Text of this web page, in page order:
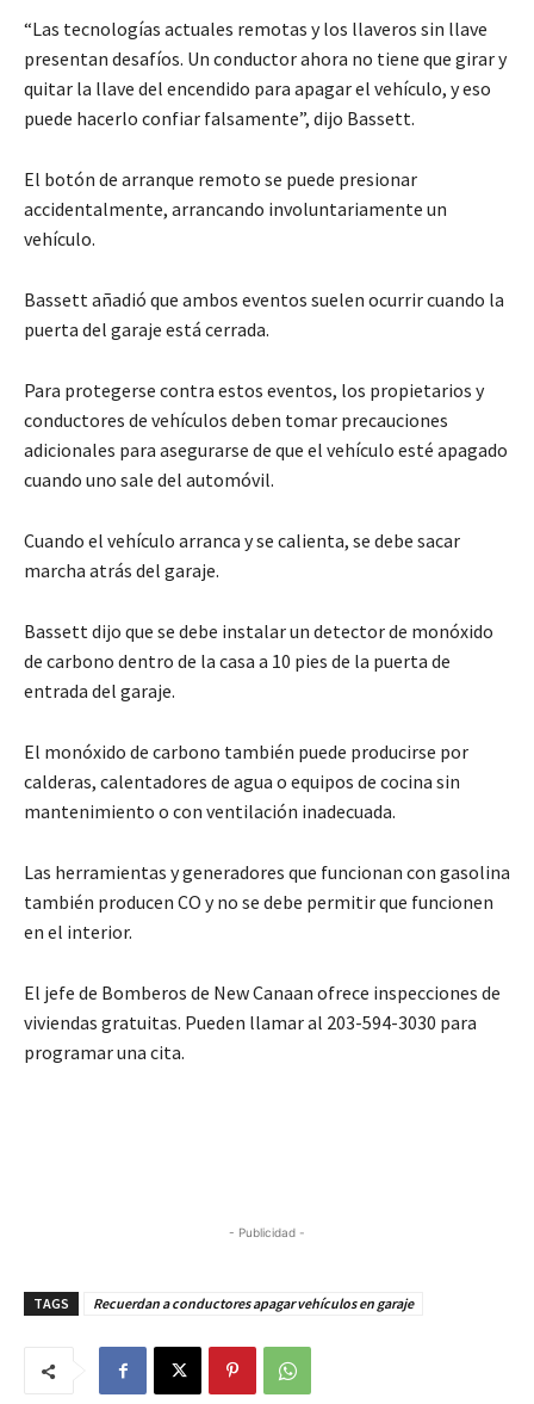
“Las tecnologías actuales remotas y los llaveros sin llave
presentan desafíos. Un conductor ahora no tiene que girar y
quitar la llave del encendido para apagar el vehículo, y eso
puede hacerlo confiar falsamente”, dijo Bassett.
El botón de arranque remoto se puede presionar
accidentalmente, arrancando involuntariamente un
vehículo.
Bassett añadió que ambos eventos suelen ocurrir cuando la
puerta del garaje está cerrada.
Para protegerse contra estos eventos, los propietarios y
conductores de vehículos deben tomar precauciones
adicionales para asegurarse de que el vehículo esté apagado
cuando uno sale del automóvil.
Cuando el vehículo arranca y se calienta, se debe sacar
marcha atrás del garaje.
Bassett dijo que se debe instalar un detector de monóxido
de carbono dentro de la casa a 10 pies de la puerta de
entrada del garaje.
El monóxido de carbono también puede producirse por
calderas, calentadores de agua o equipos de cocina sin
mantenimiento o con ventilación inadecuada.
Las herramientas y generadores que funcionan con gasolina
también producen CO y no se debe permitir que funcionen
en el interior.
El jefe de Bomberos de New Canaan ofrece inspecciones de
viviendas gratuitas. Pueden llamar al 203-594-3030 para
programar una cita.
- Publicidad -
TAGS Recuerdan a conductores apagar vehículos en garaje